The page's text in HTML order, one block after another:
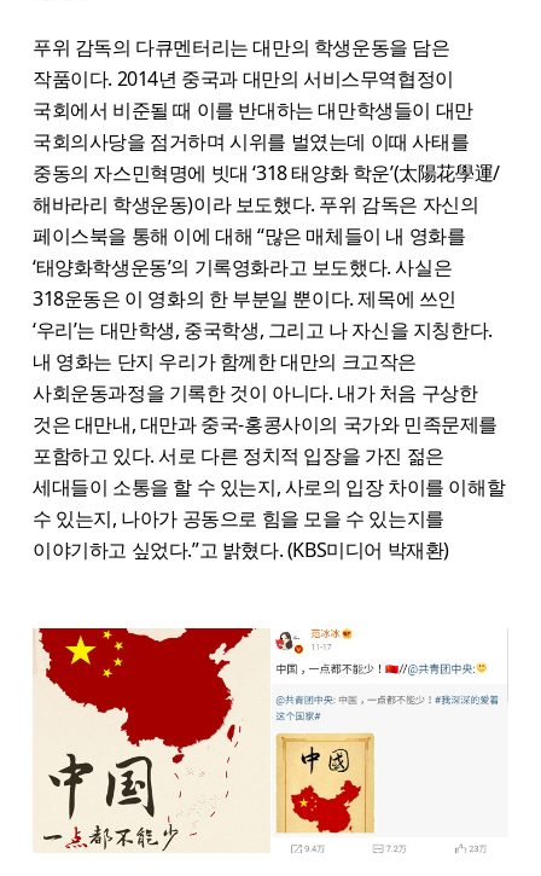
푸위 감독의 다큐멘터리는 대만의 학생운동을 담은
작품이다. 2014년 중국과 대만의 서비스무역협정이
국회에서 비준될 때 이를 반대하는 대만학생들이 대만
국회의사당을 점거하며 시위를 벌였는데 이때 사태를
중동의 자스민혁명에 빗대 ‘318 태양화 학운’(太陽花學運/
해바라리 학생운동)이라 보도했다. 푸위 감독은 자신의
페이스북을 통해 이에 대해 “많은 매체들이 내 영화를
‘태양화학생운동’의 기록영화라고 보도했다. 사실은
318운동은 이 영화의 한 부분일 뿐이다. 제목에 쓰인
‘우리’는 대만학생, 중국학생, 그리고 나 자신을 지칭한다.
내 영화는 단지 우리가 함께한 대만의 크고작은
사회운동과정을 기록한 것이 아니다. 내가 처음 구상한
것은 대만내, 대만과 중국-홍콩사이의 국가와 민족문제를
포함하고 있다. 서로 다른 정치적 입장을 가진 젊은
세대들이 소통을 할 수 있는지, 사로의 입장 차이를 이해할
수 있는지, 나아가 공동으로 힘을 모을 수 있는지를
이야기하고 싶었다.”고 밝혔다. (KBS미디어 박재환)